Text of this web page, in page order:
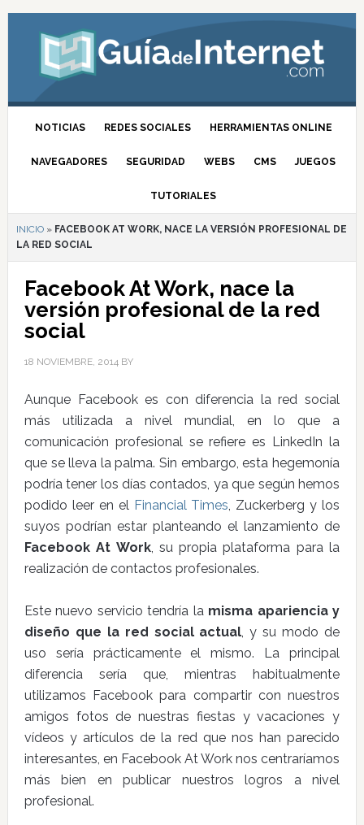
NOTICIAS REDES SOCIALES HERRAMIENTAS ONLINE
NAVEGADORES SEGURIDAD WEBS CMS JUEGOS
TUTORIALES
INICIO» FACEBOOK AT WORK, NACE LA VERSIÓN PROFESIONAL DE
LA RED SOCIAL
Facebook At Work, nace la
versión profesional de la red
social
18 NOVIEMBRE, 2014BY
Aunque Facebook es con diferencia la red social
más utilizada a nivel mundial, en lo que a
comunicación profesional se refiere es LinkedIn la
que se lleva la palma. Sin embargo, esta hegemonía
podría tener los días contados, ya que según hemos
podido leer en el Financial Times, Zuckerberg y los
suyos podrían estar planteando el lanzamiento de
Facebook At Work, su propia plataforma para la
realización de contactos profesionales.
Este nuevo servicio tendría la misma apariencia y
diseño que la red social actual, y su modo de
uso sería prácticamente el mismo. La principal
diferencia sería que, mientras habitualmente
utilizamos Facebook para compartir con nuestros
amigos fotos de nuestras fiestas y vacaciones y
vídeos y artículos de la red que nos han parecido
interesantes, en Facebook At Work nos centraríamos
más bien en publicar nuestros logros a nivel
profesional.